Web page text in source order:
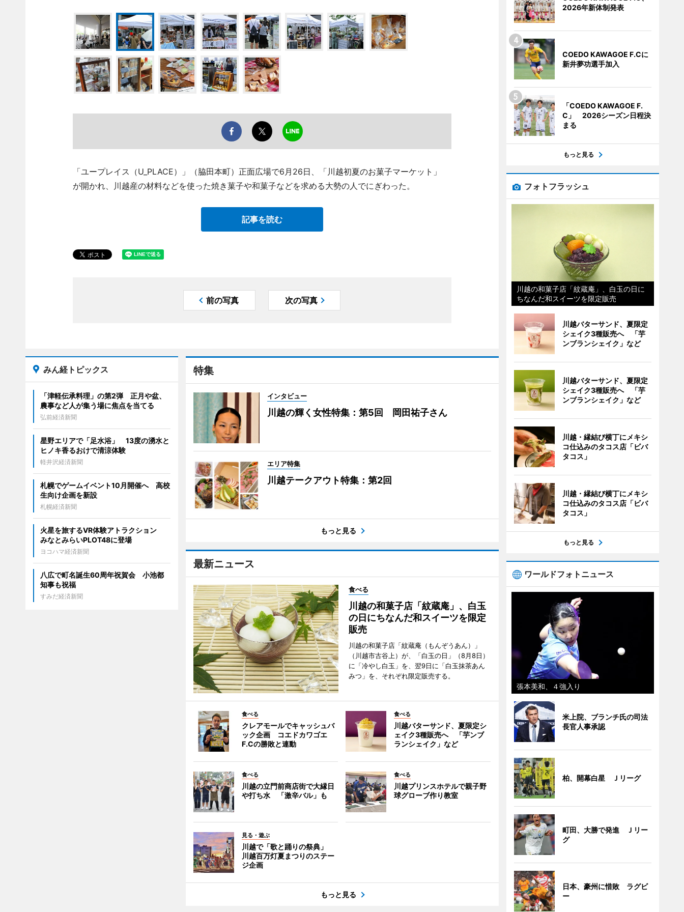
「ユープレイス（U_PLACE）」（脇田本町）正面広場で6月26日、「川越初夏のお菓子マーケット」
が開かれ、川越産の材料などを使った焼き菓子や和菓子などを求める大勢の人でにぎわった。
記事を読む
前の写真 次の写真
特集
インタビュー
川越の輝く女性特集：第5回 岡田祐子さん
エリア特集
川越テークアウト特集：第2回
もっと見る
最新ニュース
食べる
川越の和菓子店「紋蔵庵」、白玉
の日にちなんだ和スイーツを限定
販売
川越の和菓子店「紋蔵庵（もんぞうあん）」
（川越市古谷上）が、「白玉の日」（8月8日）
に「冷やし白玉」を、翌9日に「白玉抹茶あん
みつ」を、それぞれ限定販売する。
食べる
クレアモールでキャッシュバ
ック企画 コエドカワゴエ
F.Cの勝敗と連動
食べる
川越バターサンド、夏限定シ
ェイク3種販売へ 「芋ンブ
ランシェイク」など
食べる
川越の立門前商店街で大縁日
や打ち水 「激辛バル」も
食べる
川越プリンスホテルで親子野
球グローブ作り教室
見る・遊ぶ
川越で「歌と踊りの祭典」
川越百万灯夏まつりのステー
ジ企画
もっと見る
みん経トピックス
「津軽伝承料理」の第2弾 正月や盆、
農事など人が集う場に焦点を当てる
弘前経済新聞
星野エリアで「足水浴」 13度の湧水と
ヒノキ香るおけで清涼体験
軽井沢経済新聞
札幌でゲームイベント10月開催へ 高校
生向け企画を新設
札幌経済新聞
火星を旅するVR体験アトラクション
みなとみらいPLOT48に登場
ヨコハマ経済新聞
八広で町名誕生60周年祝賀会 小池都
知事も祝福
すみだ経済新聞
2026年新体制発表
COEDO KAWAGOE F.Cに
新井夢功選手加入
「COEDO KAWAGOE F.
C」 2026シーズン日程決
まる
もっと見る
フォトフラッシュ
川越の和菓子店「紋蔵庵」、白玉の日に
ちなんだ和スイーツを限定販売
川越バターサンド、夏限定
シェイク3種販売へ 「芋
ンブランシェイク」など
川越バターサンド、夏限定
シェイク3種販売へ 「芋
ンブランシェイク」など
川越・縁結び横丁にメキシ
コ仕込みのタコス店「ビバ
タコス」
川越・縁結び横丁にメキシ
コ仕込みのタコス店「ビバ
タコス」
もっと見る
ワールドフォトニュース
張本美和、４強入り
米上院、ブランチ氏の司法
長官人事承認
柏、開幕白星 Ｊリーグ
町田、大勝で発進 Ｊリー
グ
日本、豪州に惜敗 ラグビ
ー